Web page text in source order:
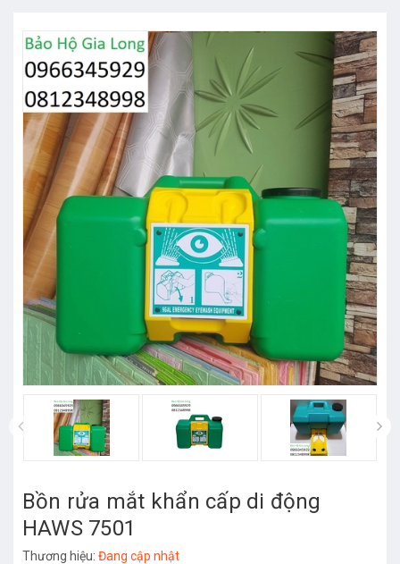
Bồn rửa mắt khẩn cấp di động
HAWS 7501
Thương hiệu: Đang cập nhật